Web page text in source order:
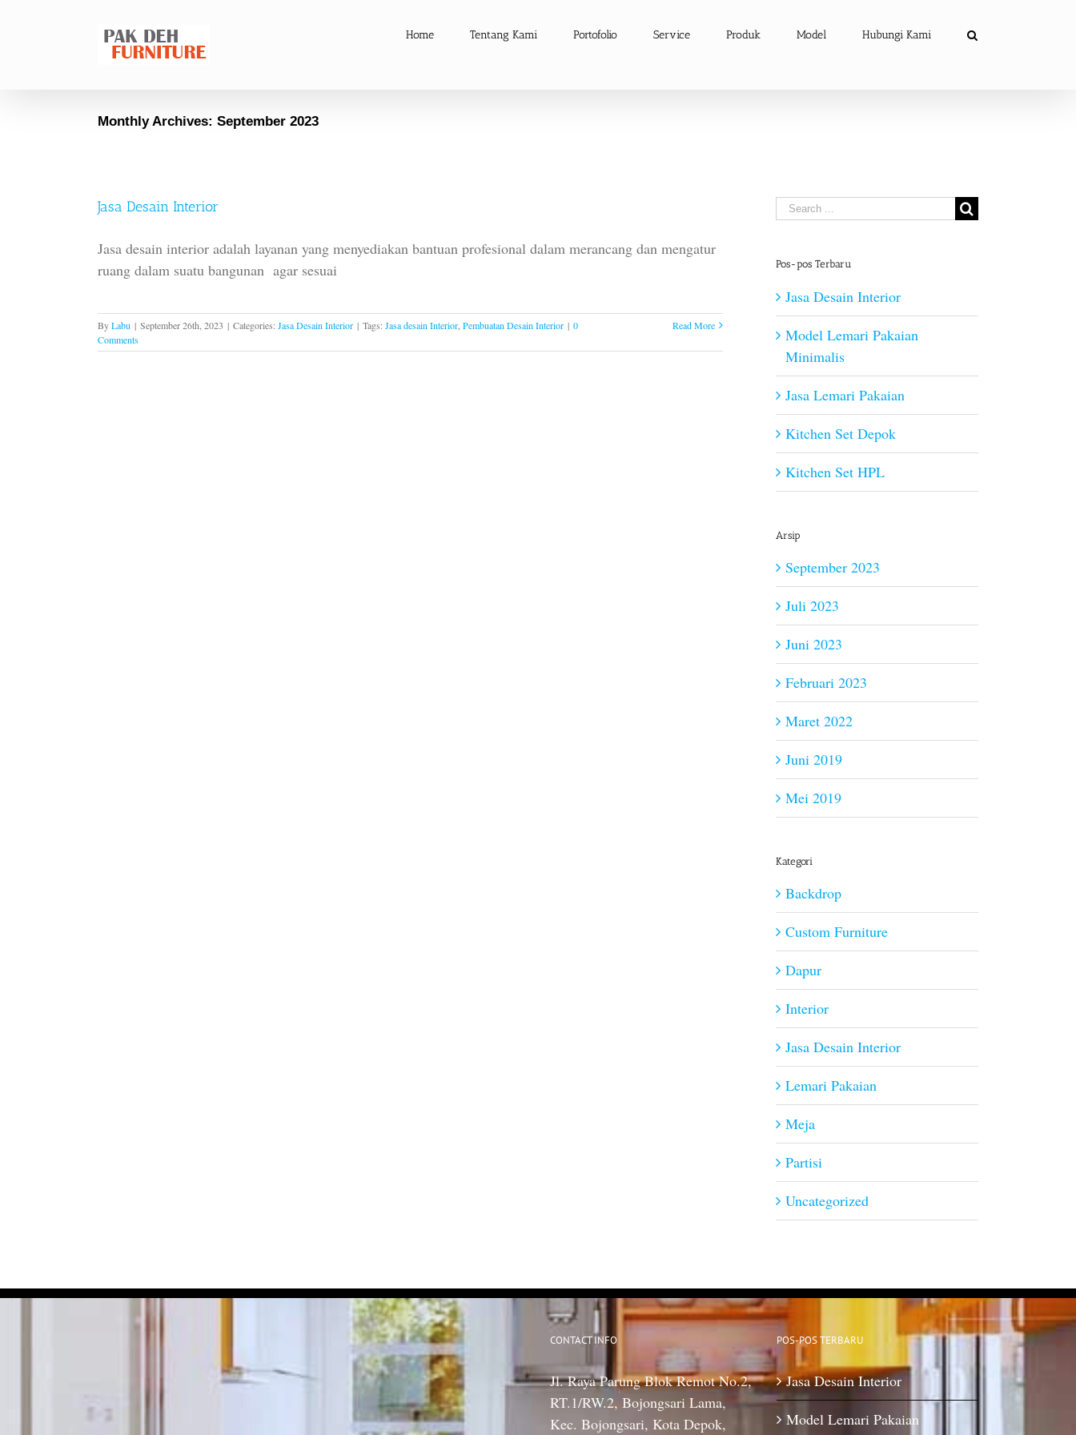
Home Tentang Kami Portofolio Service Produk Model Hubungi Kami
Monthly Archives: September 2023
Jasa Desain Interior
Jasa desain interior adalah layanan yang menyediakan bantuan profesional dalam merancang dan mengatur
ruang dalam suatu bangunan agar sesuai
ByLabu | September 26th, 2023 | Categories: Jasa Desain Interior | Tags: Jasa desain Interior Pembuatan Desain Interior | 0
Comments
Read More
Search
Pos-pos Terbaru
Jasa Desain Interior
Model Lemari Pakaian
Minimalis
Jasa Lemari Pakaian
Kitchen Set Depok
Kitchen Set HPL
Arsip
September 2023
Juli 2023
Juni 2023
Februari 2023
Maret 2022
Juni 2019
Mei 2019
Kategori
Backdrop
Custom Furniture
Dapur
Interior
Jasa Desain Interior
Lemari Pakaian
Meja
Partisi
Uncategorized
CONTACT INFO
Jl. Raya Parung Blok Remot No.2,
RT.1/RW.2, Bojongsari Lama,
Kec. Bojongsari, Kota Depok,
POS-POS TERBARU
Jasa Desain Interior
Model Lemari Pakaian